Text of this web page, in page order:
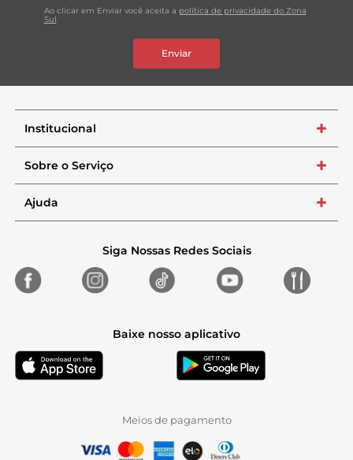
Ao clicar em Enviar você aceita a política de privacidade do Zona
Sul
Enviar
Institucional +
Sobre o Serviço +
Ajuda +
Siga Nossas Redes Sociais
Baixe nosso aplicativo
Meios de pagamento